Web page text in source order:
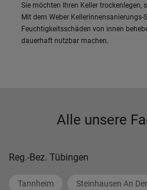
Sie möchten Ihren Keller trockenlegen,
Mit dem Weber Kellerinnensanierungs-
Feuchtigkeitsschäden von innen
dauerhaft nutzbar machen.
Alle unsere
Reg.-Bez. Tübingen
Tannheim Steinhausen An